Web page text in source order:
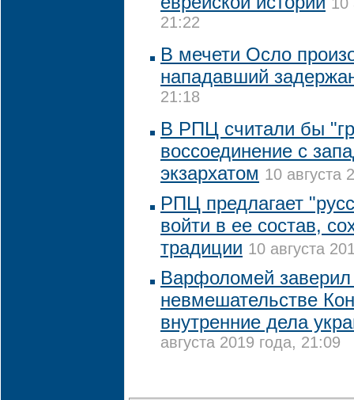
21:22
В мечети Осло
нападавший
21:18
В РПЦ считали бы
воссоединение с
экзархатом 10 августа
РПЦ предлагает
войти в ее состав,
традиции 10 августа
Варфоломей заверил
невмешательстве
внутренние дела
августа 2019 года, 21:09